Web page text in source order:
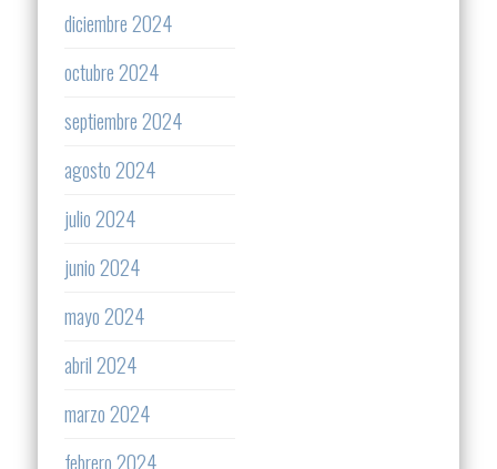
diciembre 2024
octubre 2024
septiembre 2024
agosto 2024
julio 2024
junio 2024
mayo 2024
abril 2024
marzo 2024
febrero 2024